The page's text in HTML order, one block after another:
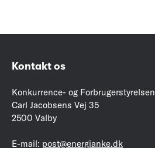
Kontakt os
Konkurrence- og Forbrugerstyrelsen
Carl Jacobsens Vej 35
2500 Valby
E-mail: post@energianke.dk